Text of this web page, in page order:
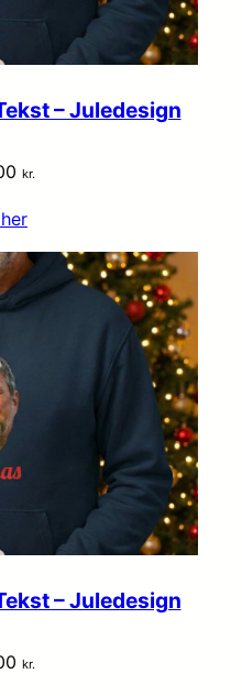
– Juledesign
kr.
– Juledesign
kr.